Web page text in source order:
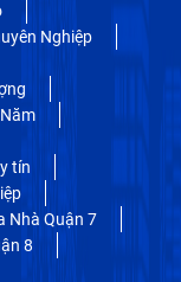
Nghiệp
tín
Nhà Quận 7
8